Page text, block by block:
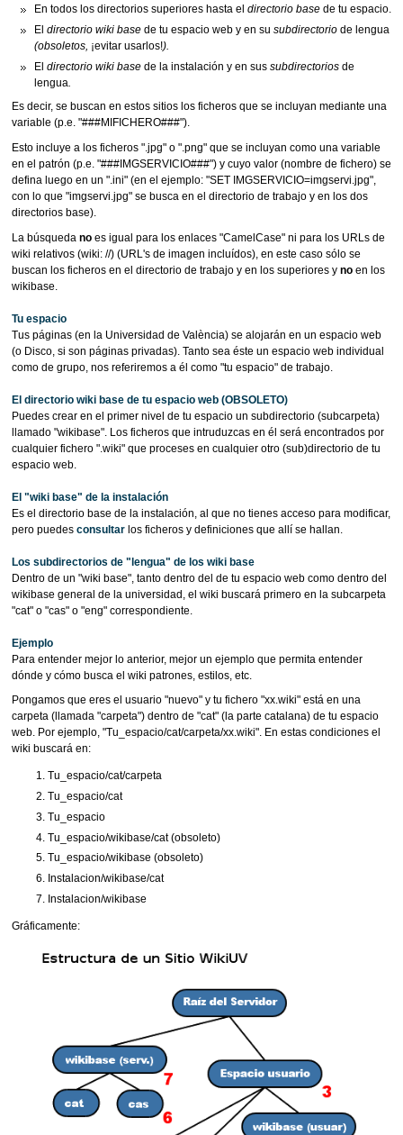
En todos los directorios superiores hasta el directorio basede tu espacio.
El directorio wiki basede tu espacio web y en su subdirectorio de lengua
(obsoletos, ¡evitar usarlos!).
El directorio wiki basede la instalación y en sus subdirectorios de
lengua.
Es decir, se buscan en estos sitios los ficheros que se incluyan mediante una
variable (p.e. "###MIFICHERO###").
Esto incluye a los ficheros ".jpg" o ".png" que se incluyan como una variable
en el patrón (p.e. "###IMGSERVICIO###") y cuyo valor (nombre de fichero) se
defina luego en un ".ini" (en el ejemplo: "SET IMGSERVICIO=imgservi.jpg",
con lo que "imgservi.jpg" se busca en el directorio de trabajo y en los dos
directorios base).
La búsqueda noes igual para los enlaces "CamelCase" ni para los URLs de
wiki relativos (wiki: //) (URL's de imagen incluídos), en este caso sólo se
buscan los ficheros en el directorio de trabajo y en los superiores y noen los
wikibase.
Tu espacio
Tus páginas (en la Universidad de València) se alojarán en un espacio web
(o Disco, si son páginas privadas). Tanto sea éste un espacio web individual
como de grupo, nos referiremos a él como "tu espacio" de trabajo.
El directorio wiki base de tu espacio web (OBSOLETO)
Puedes crear en el primer nivel de tu espacio un subdirectorio (subcarpeta)
llamado "wikibase". Los ficheros que intruduzcas en él será encontrados por
cualquier fichero ".wiki" que proceses en cualquier otro (sub)directorio de tu
espacio web.
El "wiki base" de la instalación
Es el directorio base de la instalación, al que no tienes acceso para modificar,
pero puedes consultarlos ficheros y definiciones que allí se hallan.
Los subdirectorios de "lengua" de los wiki base
Dentro de un "wiki base", tanto dentro del de tu espacio web como dentro del
wikibase general de la universidad, el wiki buscará primero en la subcarpeta
"cat" o "cas" o "eng" correspondiente.
Ejemplo
Para entender mejor lo anterior, mejor un ejemplo que permita entender
dónde y cómo busca el wiki patrones, estilos, etc.
Pongamos que eres el usuario "nuevo" y tu fichero "xx.wiki" está en una
carpeta (llamada "carpeta") dentro de "cat" (la parte catalana) de tu espacio
web. Por ejemplo, "Tu_espacio/cat/carpeta/xx.wiki". En estas condiciones el
wiki buscará en:
Tu_espacio/cat/carpeta
Tu_espacio/cat
Tu_espacio
Tu_espacio/wikibase/cat (obsoleto)
Tu_espacio/wikibase (obsoleto)
Instalacion/wikibase/cat
Instalacion/wikibase
Gráficamente: